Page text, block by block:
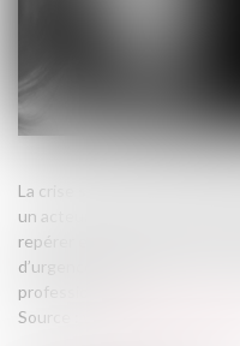
Source :
La crise sanitaire a contribué
un acteur de la lutte contre
repérer et orienter les
d’urgence, le Cespharm met
professionnels...